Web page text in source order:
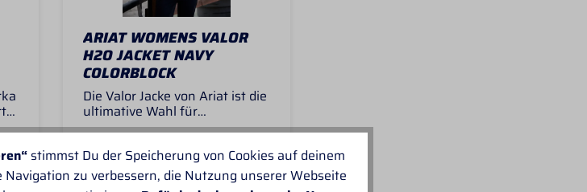
ARIAT WOMENS VALOR
H2O JACKET NAVY
COLORBLOCK
Die Valor Jacke von Ariat ist die
ultimative Wahl für
leidenschaftliche Athleten, die
unterwegs sind. Diese Jacke
besteht aus
hochleistungsfähigem,
Sofort versandfertig
334,90 € *
200,94 € *
stimmst Du der Speicherung von Cookies auf deinem
Navigation zu verbessern, die Nutzung unserer Webseite